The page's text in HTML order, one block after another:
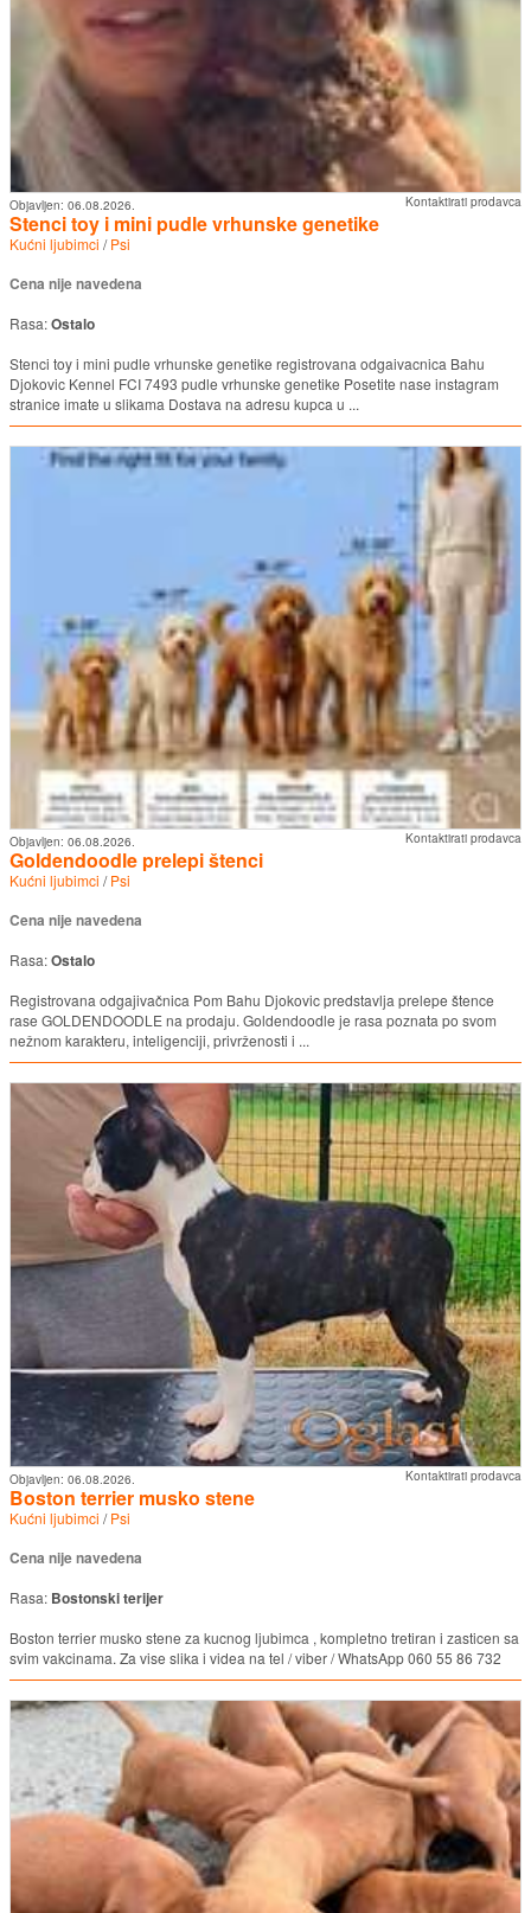
Kontaktirati prodavca
Objavljen: 06.08.2026.
Stenci toy i mini pudle vrhunske genetike
Kućni ljubimci /Psi
Cena nije navedena
Rasa:Ostalo
Stenci toy i mini pudle vrhunske genetike registrovana odgaivacnica Bahu
Djokovic Kennel FCI 7493 pudle vrhunske genetike Posetite nase instagram
stranice imate u slikama Dostava na adresu kupca u ...
Kontaktirati prodavca
Objavljen: 06.08.2026.
Goldendoodle prelepi štenci
Kućni ljubimci /Psi
Cena nije navedena
Rasa:Ostalo
Registrovana odgajivačnica Pom Bahu Djokovic predstavlja prelepe štence
rase GOLDENDOODLE na prodaju. Goldendoodle je rasa poznata po svom
nežnom karakteru, inteligenciji, privrženosti i ...
Kontaktirati prodavca
Objavljen: 06.08.2026.
Boston terrier musko stene
Kućni ljubimci /Psi
Cena nije navedena
Rasa: Bostonski terijer
Boston terrier musko stene za kucnog ljubimca , kompletno tretiran i zasticen sa
svim vakcinama. Za vise slika i videa na tel / viber / WhatsApp 060 55 86 732